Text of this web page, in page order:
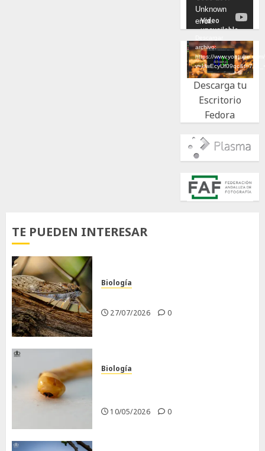
de
vídeo
Unknown
error.
archivo:
https://
Descarga tu
Escritorio
Fedora
TE PUEDEN INTERESAR
Biología
27/07/2026 0
Biología
10/05/2026 0